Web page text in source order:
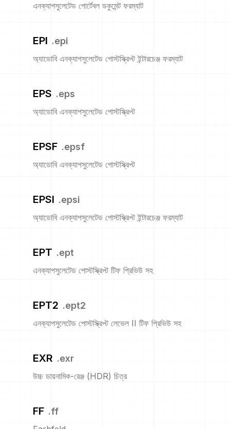
এনক্যাপসুলেটেড পোর্টেবল ডকুমেন্ট ফরম্যাট
EPI .epi
অ্যাডোবি এনক্যাপসুলেটেড পোস্টস্ক্রিপ্ট ইন্টারচেঞ্জ ফরম্যাট
EPS .eps
অ্যাডোবি এনক্যাপসুলেটেড পোস্টস্ক্রিপ্ট
EPSF .epsf
অ্যাডোবি এনক্যাপসুলেটেড পোস্টস্ক্রিপ্ট
EPSI .epsi
অ্যাডোবি এনক্যাপসুলেটেড পোস্টস্ক্রিপ্ট ইন্টারচেঞ্জ ফরম্যাট
EPT .ept
এনক্যাপসুলেটেড পোস্টস্ক্রিপ্ট টিফ প্রিভিউ সহ
EPT2 .ept2
এনক্যাপসুলেটেড পোস্টস্ক্রিপ্ট লেভেল II টিফ প্রিভিউ সহ
EXR .exr
উচ্চ ডায়নামিক-রেঞ্জ (HDR) চিত্র
FF .ff